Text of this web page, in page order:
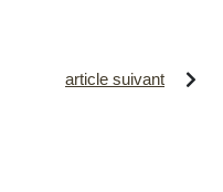
article suivant